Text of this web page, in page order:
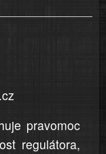
pravomoc
regulátora,